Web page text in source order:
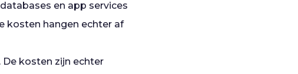
en app services
kosten hangen echter af
kosten zijn echter